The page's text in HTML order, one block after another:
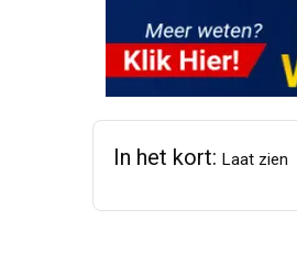
In het kort: Laat zien